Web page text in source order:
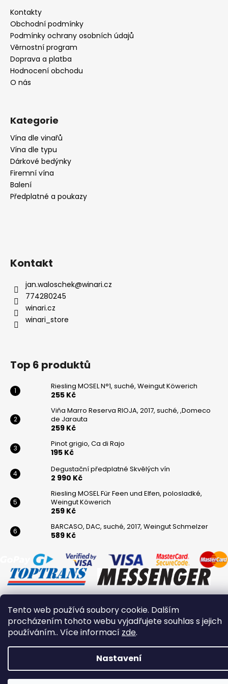
Tento web používá soubory cookie. Dalším
procházením tohoto webu vyjadřujete souhlas s jejich
používáním.. Více informací zde.
Nastavení
Kontakty
Obchodní podmínky
Podmínky ochrany osobních údajů
Věrnostní program
Doprava a platba
Hodnocení obchodu
O nás
Kategorie
Vína dle vinařů
Vína dle typu
Dárkové bedýnky
Firemní vína
Balení
Předplatné a poukazy
Kontakt
jan.waloschek@winari.cz
774280245
winari.cz
winari_store
Top 6 produktů
Riesling MOSEL N°1, suché, Weingut Köwerich
255 Kč
Viňa Marro Reserva RIOJA, 2017, suché, ,Domeco
de Jarauta
259 Kč
Pinot grigio, Ca di Rajo
195 Kč
Degustační předplatné Skvělých vín
2 990 Kč
Riesling MOSEL Für Feen und Elfen, polosladké,
Weingut Köwerich
259 Kč
BARCASO, DAC, suché, 2017, Weingut Schmelzer
589 Kč
Vytvořil Shoptet
Copyright 2026Winaři. Všechna práva vyhrazena.